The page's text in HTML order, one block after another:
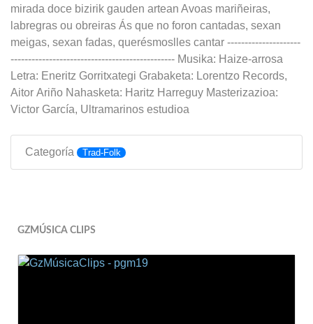
mirada doce bizirik gauden artean Avoas mariñeiras,
labregras ou obreiras Ás que no foron cantadas, sexan
meigas, sexan fadas, querésmoslles cantar ---------------------
----------------------------------------------- Musika: Haize-arrosa
Letra: Eneritz Gorritxategi Grabaketa: Lorentzo Records,
Aitor Ariño Nahasketa: Haritz Harreguy Masterizazioa:
Victor García, Ultramarinos estudioa
Categoría Trad-Folk
GZMÚSICA CLIPS